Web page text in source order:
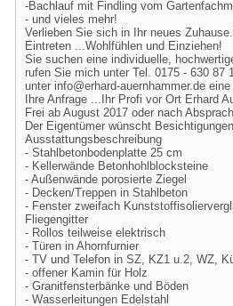
-Bachlauf mit Findling vom
- und vieles mehr!
Verlieben Sie sich in Ihr neues
Eintreten ...Wohlfühlen und Einziehen!
Sie suchen eine individuelle,
rufen Sie mich unter Tel. 0175 - 630 87
unter info@erhard-auernhammer.de
Ihre Anfrage ...Ihr Profi vor Ort Erhard
Frei ab August 2017 oder nach
Der Eigentümer wünscht
Ausstattungsbeschreibung
- Stahlbetonbodenplatte 25 cm
- Kellerwände Betonhohlblocksteine
- Außenwände porosierte Ziegel
- Decken/Treppen in Stahlbeton
- Fenster zweifach
Fliegengitter
- Rollos teilweise elektrisch
- Türen in Ahornfurnier
- TV und Telefon in SZ, KZ1 u.2, WZ,
- offener Kamin für Holz
- Granitfensterbänke und Böden
- Wasserleitungen Edelstahl